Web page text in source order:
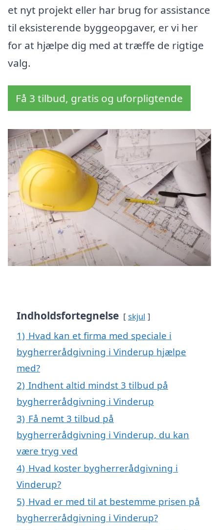
et nyt projekt eller har brug for assistance
til eksisterende byggeopgaver, er vi her
for at hjælpe dig med at træffe de rigtige
valg.
Få 3 tilbud, gratis og uforpligtende
Indholdsfortegnelse skjul
1) Hvad kan et firma med speciale i
bygherrerådgivning i Vinderup hjælpe
med?
2) Indhent altid mindst 3 tilbud på
bygherrerådgivning i Vinderup
3) Få nemt 3 tilbud på
bygherrerådgivning i Vinderup, du kan
være tryg ved
4) Hvad koster bygherrerådgivning i
Vinderup?
5) Hvad er med til at bestemme prisen på
bygherrerådgivning i Vinderup?